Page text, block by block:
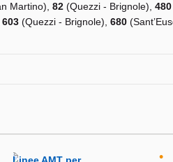
Martino), 82 (Quezzi - Brignole), 480
603 (Quezzi - Brignole), 680